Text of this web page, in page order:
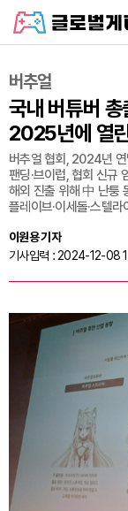
버추얼
국내 버튜버
2025년에 열
버추얼 협회, 2024년 연
팬딩·브이럽, 협회 신규
해외 진출 위해 中 난퉁
플레이브·이세돌·스텔
이원용 기자
기사입력 : 2024-12-08